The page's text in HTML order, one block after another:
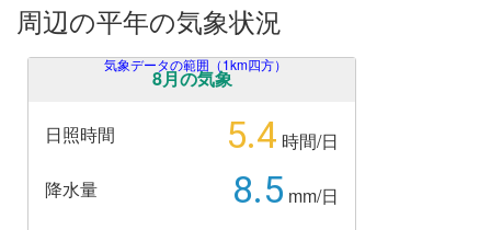
周辺の平年の気象状況
8月の気象
日照時間 5.4 時間/日
降水量
8.5 mm/日
気象データの範囲（1km四方）